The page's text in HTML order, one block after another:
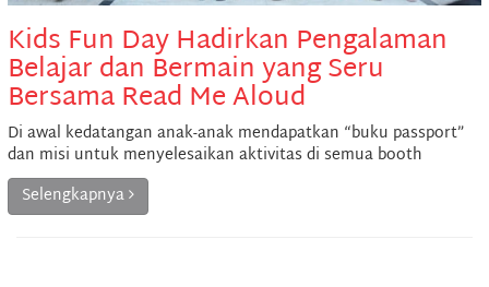
Kids Fun Day Hadirkan Pengalaman
Belajar dan Bermain yang Seru
Bersama Read Me Aloud
Di awal kedatangan anak-anak mendapatkan “buku passport”
dan misi untuk menyelesaikan aktivitas di semua booth
Selengkapnya